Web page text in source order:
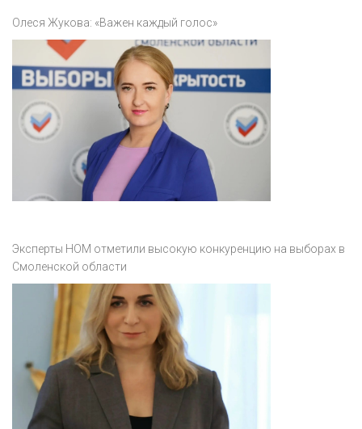
Олеся Жукова: «Важен каждый голос»
Эксперты НОМ отметили высокую конкуренцию на выборах в
Смоленской области